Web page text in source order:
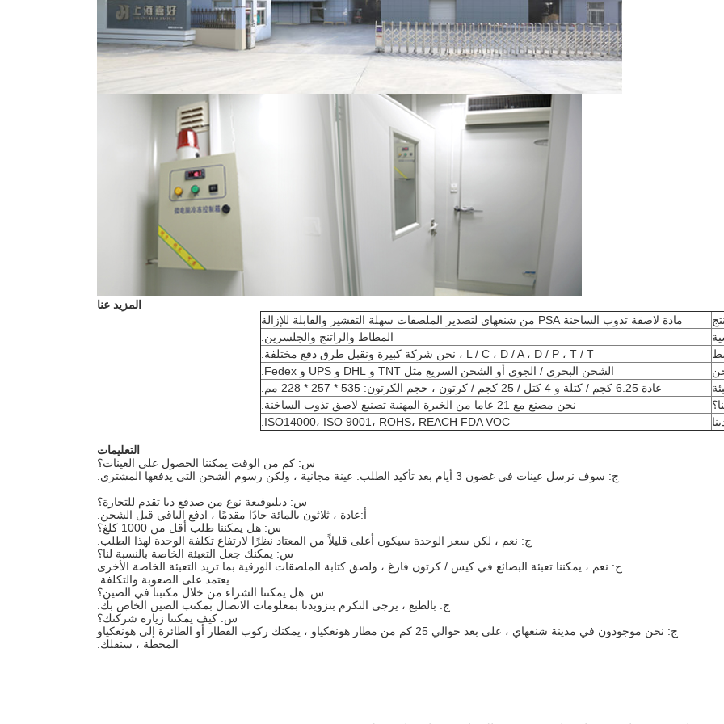
المزيد عنا
مادة لاصقة تذوب الساخنة PSA من شنغهاي لتصدير الملصقات سهلة التقشير والقابلة للإزالة
المطاط والراتنج والجلسرين.
L / C ، D / A ، D / P ، T / T ، نحن شركة كبيرة ونقبل طرق دفع مختلفة.
الشحن البحري / الجوي أو الشحن السريع مثل TNT و DHL و UPS و Fedex.
عادة 6.25 كجم / كتلة و 4 كتل / 25 كجم / كرتون ، حجم الكرتون: 535 * 257 * 228 مم.
نحن مصنع مع 21 عاما من الخبرة المهنية تصنيع لاصق تذوب الساخنة.
ISO14000، ISO 9001، ROHS، REACH FDA VOC.
التعليمات
س: كم من الوقت يمكننا الحصول على العينات؟
ج: سوف نرسل عينات في غضون 3 أيام بعد تأكيد الطلب. عينة مجانية ، ولكن رسوم الشحن التي يدفعها المشتري.
س: دبليوقبعة نوع من صدفع ديا تقدم للتجارة؟
أ:عادة ، ثلاثون بالمائة جادًا مقدمًا ، ادفع الباقي قبل الشحن.
س: هل يمكننا طلب أقل من 1000 كلغ؟
ج: نعم ، لكن سعر الوحدة سيكون أعلى قليلاً من المعتاد نظرًا لارتفاع تكلفة الوحدة لهذا الطلب.
س: يمكنك جعل التعبئة الخاصة بالنسبة لنا؟
ج: نعم ، يمكننا تعبئة البضائع في كيس / كرتون فارغ ، ولصق كتابة الملصقات الورقية بما تريد.التعبئة الخاصة الأخرى
يعتمد على الصعوبة والتكلفة.
س: هل يمكننا الشراء من خلال مكتبنا في الصين؟
ج: بالطبع ، يرجى التكرم بتزويدنا بمعلومات الاتصال بمكتب الصين الخاص بك.
س: كيف يمكننا زيارة شركتك؟
ج: نحن موجودون في مدينة شنغهاي ، على بعد حوالي 25 كم من مطار هونغكياو ، يمكنك ركوب القطار أو الطائرة إلى هونغكياو
المحطة ، سنقلك.